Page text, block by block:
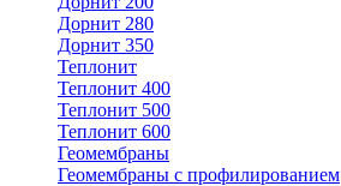
Дорнит 280
Дорнит 350
Теплонит
Теплонит 400
Теплонит 500
Теплонит 600
Геомембраны
Геомембраны с профилированием